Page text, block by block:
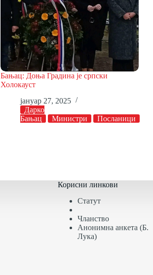
Бањац: Доња Градина је српски
Холокауст
јануар 27, 2025
Дарко
Бањац
Министри Посланици
Корисни линкови
Статут
Чланство
Анонимна анкета (Б.
Лука)